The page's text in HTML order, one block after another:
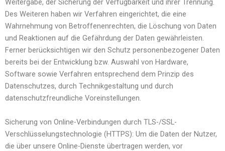
Weitergabe, der Sicherung der Verfügbarkeit und ihrer Trennung.
Des Weiteren haben wir Verfahren eingerichtet, die eine
Wahrnehmung von Betroffenenrechten, die Löschung von Daten
und Reaktionen auf die Gefährdung der Daten gewährleisten.
Ferner berücksichtigen wir den Schutz personenbezogener Daten
bereits bei der Entwicklung bzw. Auswahl von Hardware,
Software sowie Verfahren entsprechend dem Prinzip des
Datenschutzes, durch Technikgestaltung und durch
datenschutzfreundliche Voreinstellungen.
Sicherung von Online-Verbindungen durch TLS-/SSL-
Verschlüsselungstechnologie (HTTPS): Um die Daten der Nutzer,
die über unsere Online-Dienste übertragen werden, vor